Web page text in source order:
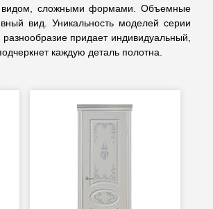
видом, сложными формами. Объемные
вид. Уникальность моделей серии
придает индивидуальный,
каждую деталь полотна.